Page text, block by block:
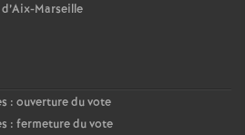
Marseille
: ouverture du vote
: fermeture du vote